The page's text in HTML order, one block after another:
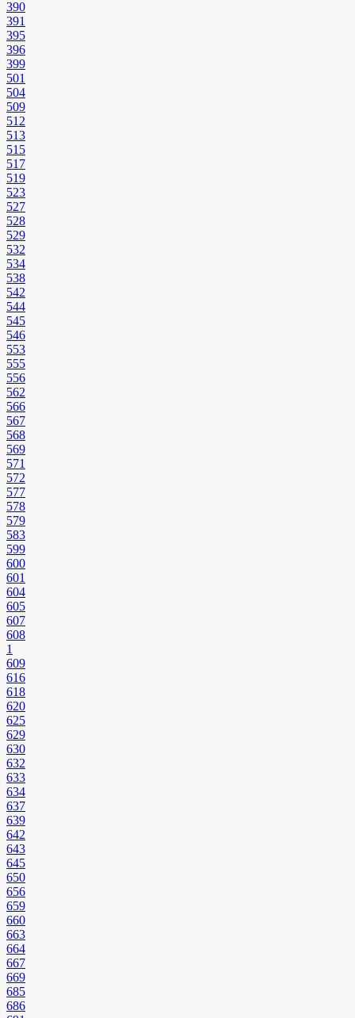
390
391
395
396
399
501
504
509
512
513
515
517
519
523
527
528
529
532
534
538
542
544
545
546
553
555
556
562
566
567
568
569
571
572
577
578
579
583
599
600
601
604
605
607
608
1
609
616
618
620
625
629
630
632
633
634
637
639
642
643
645
650
656
659
660
663
664
667
669
685
686